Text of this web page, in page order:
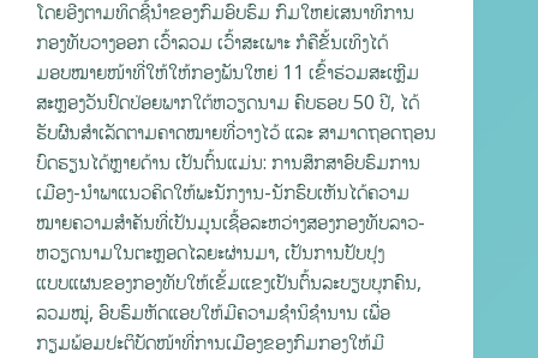
ໂດຍອີງຕາມທິດຊີ້ນໍາຂອງກົມອົບຮົມ ກົມໃຫຍ່ເສນາທິການ
ກອງທັບວາງອອກ ເວົ້າລວມ ເວົ້າສະເພາະ ກໍຄືຂັ້ນເທິງໄດ້
ມອບໝາຍໜ້າທີ່ໃຫ້ໃຫ້ກອງພັນໃຫຍ່ 11 ເຂົ້າຮ່ວມສະເຫຼີມ
ສະຫຼອງວັນປົດປ່ອຍພາກໃຕ້ຫວຽດນາມ ຄົບຮອບ 50 ປີ, ໄດ້
ຮັບຜົນສຳເລັດຕາມຄາດໝາຍທີ່ວາງໄວ້ ແລະ ສາມາດຖອດຖອນ
ບົດຮຽນໄດ້ຫຼາຍດ້ານ ເປັນຕົ້ນແມ່ນ: ການສຶກສາອົບຮົມການ
ເມືອງ-ນໍາພາແນວຄິດໃຫ້ພະນັກງານ-ນັກຮົບເຫັນໄດ້ຄວາມ
ໝາຍຄວາມສຳຄັນທີ່ເປັນມູນເຊື້ອລະຫວ່າງສອງກອງທັບລາວ-
ຫວຽດນາມໃນຕະຫຼອດໄລຍະຜ່ານມາ, ເປັນການປັບປຸງ
ແບບແຜນຂອງກອງທັບໃຫ້ເຂັ້ມແຂງເປັນຕົ້ນລະບຽບບຸກຄົນ,
ລວມໝູ່, ອົບຮົມຫັດແອບໃຫ້ມີຄວາມຊໍານິຊໍານານ ເພື່ອ
ກຽມພ້ອມປະຕິບັດໜ້າທີ່ການເມືອງຂອງກົມກອງໃຫ້ມີ